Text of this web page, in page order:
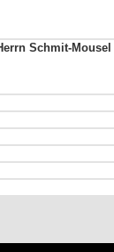
Schmit-Mousel